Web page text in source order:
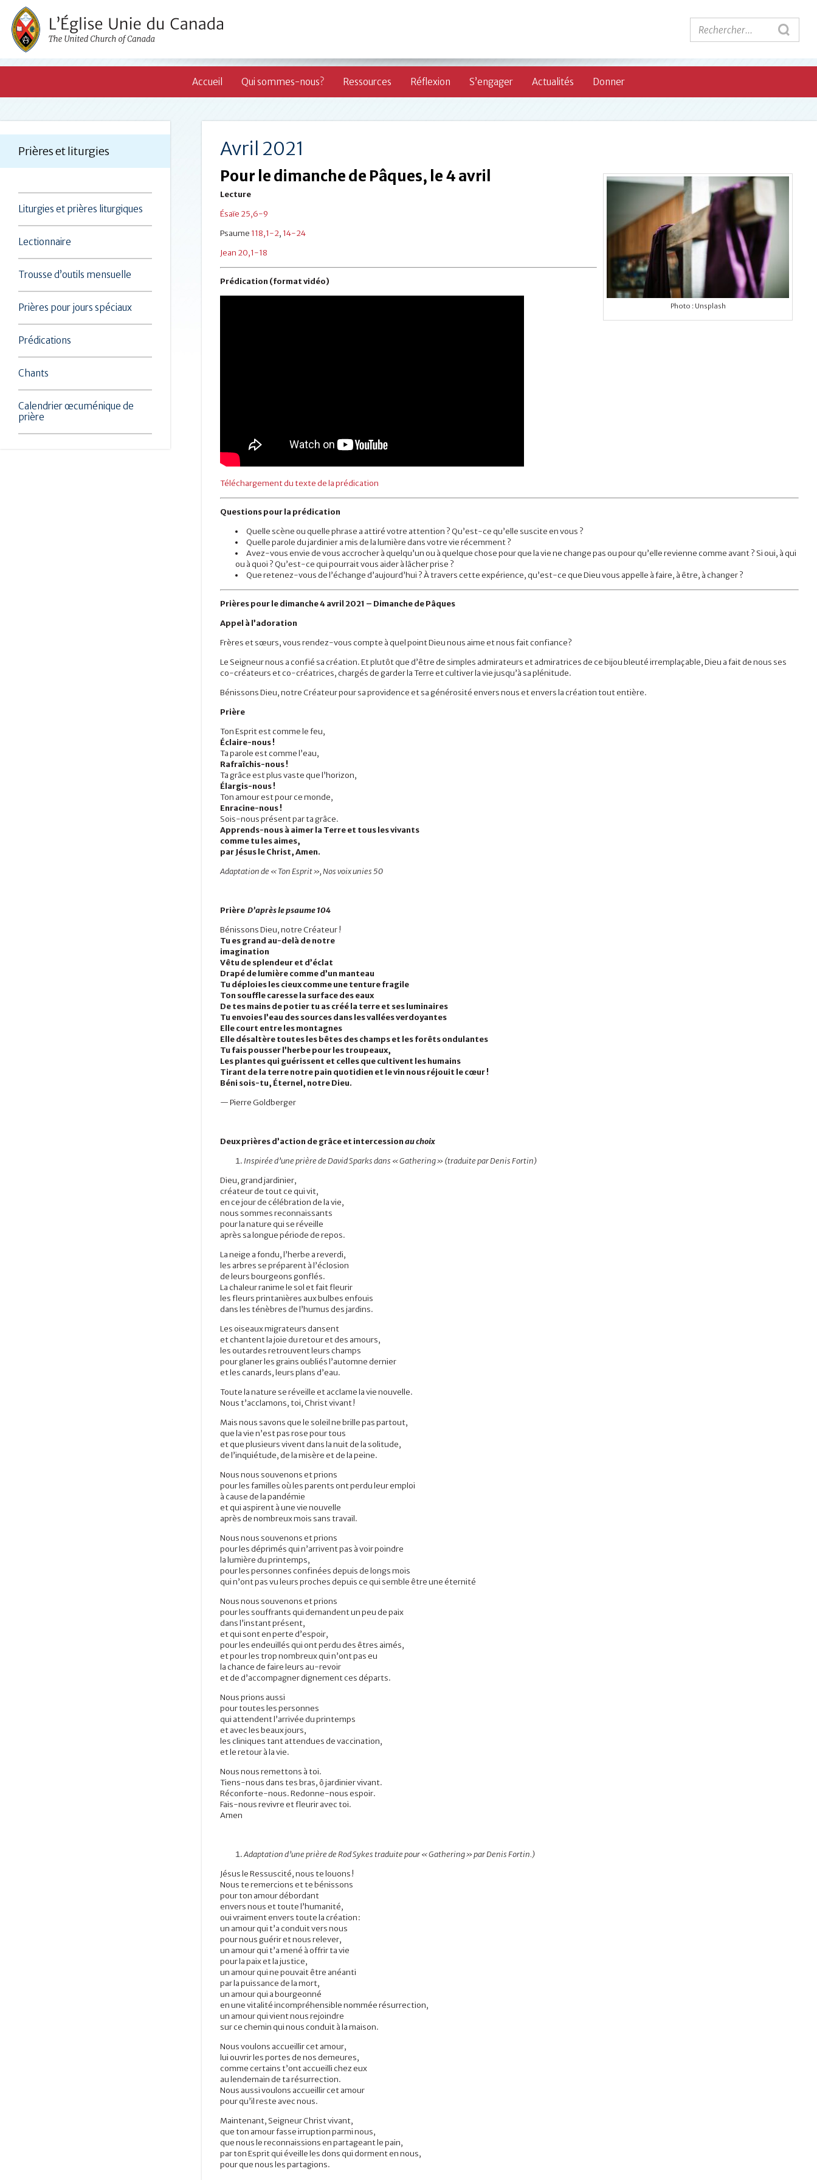
Accueil Qui sommes-nous? Ressources Réflexion S’engager Actualités Donner
Prières et liturgies
Liturgies et prières liturgiques
Lectionnaire
Trousse d’outils mensuelle
Prières pour jours spéciaux
Prédications
Chants
Calendrier œcuménique de
prière
Avril 2021
Photo : Unsplash
Pour le dimanchede Pâques, le 4 avril
Lecture
Ésaïe 25,6-9
Psaume 118,1-2, 14-24
Jean 20,1-18
Prédication (format vidéo)
Téléchargement du texte de la prédication
Questions pour la prédication
Quelle scène ou quelle phrase a attiré votre attention ? Qu’est-ce qu’elle suscite en vous ?
Quelle parole du jardinier a mis de la lumière dans votre vie récemment ?
Avez-vous envie de vous accrocher à quelqu’un ou à quelque chose pour que la vie ne change pas ou pour qu’elle revienne comme avant ? Si oui, à qui
ou à quoi ? Qu’est-ce qui pourrait vous aider à lâcher prise ?
Que retenez-vous de l’échange d’aujourd’hui ? À travers cette expérience, qu’est-ce que Dieu vous appelle à faire, à être, à changer ?
Prières pour le dimanche 4 avril 2021 – Dimanche de Pâques
Appel à l’adoration
Frères et sœurs, vous rendez-vous compte à quel point Dieu nous aime et nous fait confiance?
Le Seigneur nous a confié sa création. Et plutôt que d’être de simples admirateurs et admiratrices de ce bijou bleuté irremplaçable, Dieu a fait de nous ses
co-créateurs etco-créatrices, chargés de garder la Terre et cultiver la vie jusqu’à sa plénitude.
Bénissons Dieu, notre Créateur pour sa providence et sa générosité envers nous et envers la création tout entière.
Prière
Ton Esprit est comme le feu,
Éclaire-nous !
Ta parole est comme l’eau,
Rafraîchis-nous !
Ta grâce est plus vaste que l’horizon,
Élargis-nous !
Ton amour est pour ce monde,
Enracine-nous !
Sois-nous présent par ta grâce.
Apprends-nous à aimer la Terre et tous les vivants
comme tu les aimes,
par Jésus le Christ, Amen.
Adaptation de « Ton Esprit », Nos voix unies 50
Prière D’après le psaume 104
Bénissons Dieu, notre Créateur !
Tu es grand au-delà de notre
imagination
Vêtu de splendeur et d’éclat
Drapé de lumière comme d’un manteau
Tu déploies les cieux comme une tenture fragile
Ton souffle caresse la surface des eaux
De tes mains de potier tu as créé la terre et ses luminaires
Tu envoies l’eau des sources dans les vallées verdoyantes
Elle court entre les montagnes
Elle désaltère toutes les bêtes des champs et les forêts ondulantes
Tu fais pousser l’herbe pour les troupeaux,
Les plantes qui guérissent et celles que cultivent les humains
Tirant de la terre notre pain quotidien et le vin nous réjouit le cœur !
Béni sois-tu, Éternel, notre Dieu.
— Pierre Goldberger
Deux prières d’action de grâce et intercessionau choix
Inspiréed’une prière de David Sparks dans «Gathering» (traduite par Denis Fortin)
Dieu, grand jardinier,
créateur de tout ce qui vit,
en ce jour de célébration de la vie,
nous sommes reconnaissants
pour la nature qui se réveille
après sa longue période de repos.
La neige a fondu,l’herbe a reverdi,
les arbres se préparent à l’éclosion
de leurs bourgeons gonflés.
La chaleur ranime le sol et fait fleurir
les fleurs printanières aux bulbes enfouis
dans les ténèbres de l’humus des jardins.
Les oiseaux migrateurs dansent
et chantent la joie du retour et des amours,
les outardes retrouvent leurs champs
pour glaner les grains oubliés l’automne dernier
et les canards, leurs plans d’eau.
Toute la nature se réveille et acclame la vie nouvelle.
Nous t’acclamons, toi, Christ vivant!
Mais nous savons que le soleil ne brille pas partout,
que la vie n’est pas rose pour tous
et que plusieurs vivent dans la nuit de la solitude,
de l’inquiétude, de la misère et de la peine.
Nous nous souvenons et prions
pour les familles où les parents ont perdu leur emploi
à cause de la pandémie
et qui aspirent à une vie nouvelle
après denombreux mois sans travail.
Nous nous souvenons et prions
pour les déprimés qui n’arrivent pas à voir poindre
la lumière du printemps,
pour les personnes confinées depuis de longs mois
qui n’ont pas vu leurs proches depuis ce qui semble être une éternité
Nous nous souvenons et prions
pour les souffrants qui demandent un peu de paix
dans l’instant présent,
et qui sont en perte d’espoir,
pour les endeuillés qui ont perdu des êtres aimés,
et pour les trop nombreux qui n’ont pas eu
la chance de faire leurs au-revoir
et de d’accompagner dignement ces départs.
Nous prions aussi
pour toutes les personnes
qui attendent l’arrivée du printemps
et avec les beaux jours,
les cliniques tant attendues de vaccination,
et le retour à la vie.
Nous nous remettons à toi.
Tiens-nous dans tes bras, ô jardinier vivant.
Réconforte-nous. Redonne-nous espoir.
Fais-nous revivre et fleurir avec toi.
Amen
Adaptation d’une prière de Rod Sykes traduite pour«Gathering»par Denis Fortin.)
Jésus le Ressuscité, nous te louons !
Nous te remercions et te bénissons
pour ton amour débordant
envers nous et toute l’humanité,
oui vraiment envers toute la création :
un amour qui t’a conduit vers nous
pour nous guérir et nous relever,
un amour qui t’a mené à offrir ta vie
pour la paix et la justice,
un amour qui ne pouvait être anéanti
par la puissance de la mort,
un amour qui a bourgeonné
en une vitalité incompréhensible nommée résurrection,
un amour qui vient nous rejoindre
sur ce chemin qui nous conduit à la maison.
Nous voulons accueillir cet amour,
lui ouvrir les portes de nos demeures,
comme certains t’ont accueilli chez eux
au lendemain de ta résurrection.
Nous aussi voulons accueillir cet amour
pour qu’il reste avec nous.
Maintenant, Seigneur Christ vivant,
que ton amour fasse irruption parmi nous,
que nous le reconnaissions en partageant le pain,
par ton Esprit qui éveille les dons qui dorment en nous,
pour que nous les partagions.